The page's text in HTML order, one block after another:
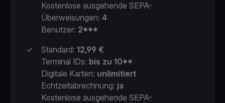
Kostenlose ausgehende SEPA-
Überweisungen: 4
Benutzer: 2***
✓
Standard: 12,99 €
Terminal IDs: bis zu 10**
Digitale Karten: unlimitiert
Echtzeitabrechnung: ja
Kostenlose ausgehende SEPA-